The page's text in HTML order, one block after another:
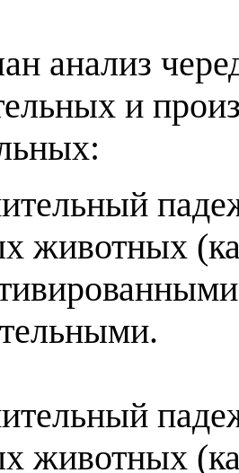
анализ
и
животных
животных